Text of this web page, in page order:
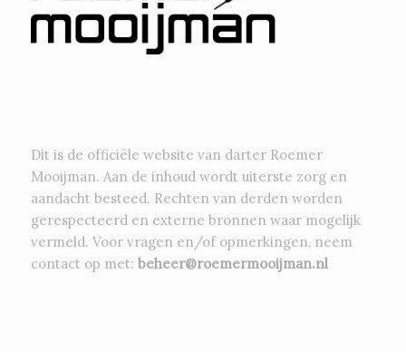
Dit is de officiële website van darter Roemer
Mooijman. Aan de inhoud wordt uiterste zorg en
aandacht besteed. Rechten van derden worden
gerespecteerd en externe bronnen waar mogelijk
vermeld. Voor vragen en/of opmerkingen, neem
contact op met: beheer@roemermooijman.nl